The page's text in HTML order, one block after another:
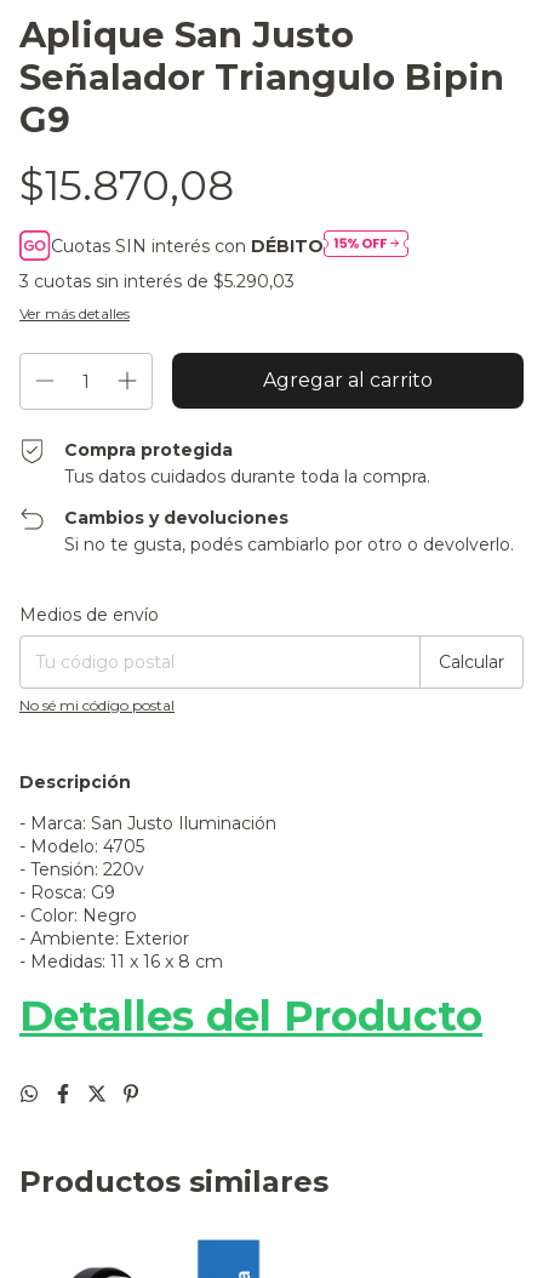
Aplique San Justo
Señalador Triangulo Bipin
G9
$15.870,08
Cuotas SIN interés con DÉBITO
3 cuotas sin interés de $5.290,03
Ver más detalles
Compra protegida
Tus datos cuidados durante toda la compra.
Cambios y devoluciones
Si no te gusta, podés cambiarlo por otro o devolverlo.
Entregas para el CP:
Medios de envío
Calcular
No sé mi código postal
Descripción
- Marca: San Justo Iluminación
- Modelo: 4705
- Tensión: 220v
- Rosca: G9
- Color: Negro
- Ambiente: Exterior
- Medidas: 11 x 16 x 8 cm
Detalles del Producto
Productos similares